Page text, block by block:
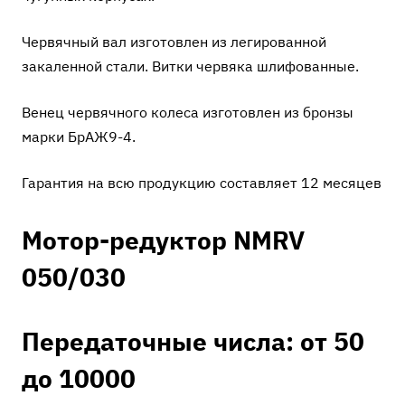
Червячный вал изготовлен из легированной
закаленной стали. Витки червяка шлифованные.
Венец червячного колеса изготовлен из бронзы
марки БрАЖ9-4.
Гарантия на всю продукцию составляет 12 месяцев
Мотор-редуктор NMRV
050/030
Передаточные числа: от 50
до 10000